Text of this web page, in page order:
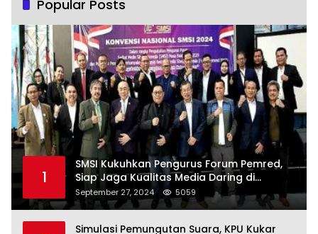
Popular Posts
1
SMSI Kukuhkan Pengurus Forum Pemred,
Siap Jaga Kualitas Media Daring di
Indonesia
September 27, 2024 5059
Simulasi Pemungutan Suara, KPU Kukar